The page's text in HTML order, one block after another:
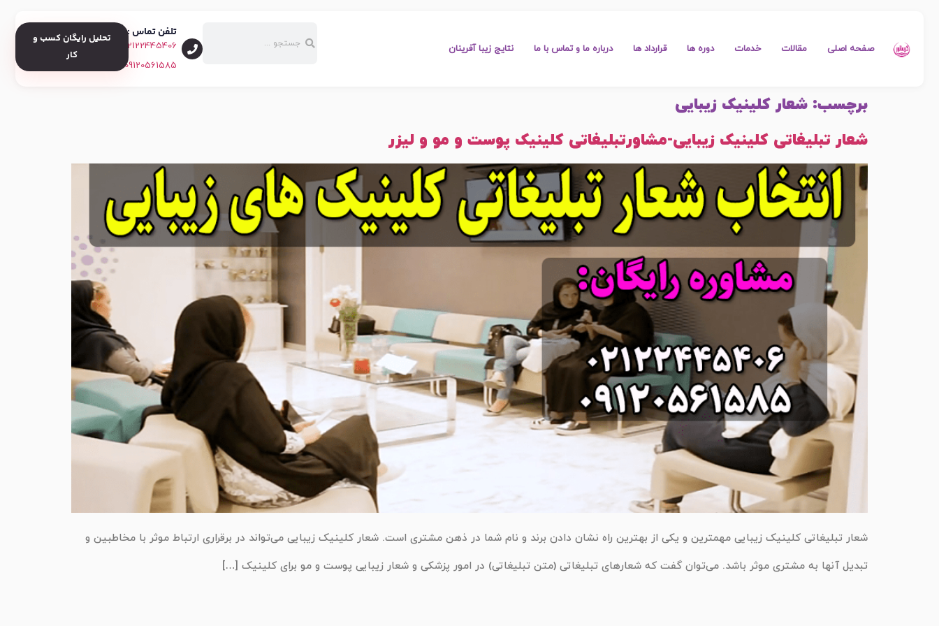
صفحه اصلی مقالات خدمات دوره ها قرارداد ها درباره ما و تماس با ما نتایج زیبا آفرینان
تلفن تماس :
02122445406
09120561585
تحلیل رایگان کسب و
کار
برچسب: شعار کلینیک زیبایی
شعار تبلیغاتی کلینیک زیبایی-مشاورتبلیغاتی کلینیک پوست و مو و لیزر
شعار تبلیغاتی کلینیک زیبایی مهمترین و یکی از بهترین راه نشان دادن برند و نام شما در ذهن مشتری است. شعار کلینیک زیبایی می‌تواند در برقراری ارتباط موثر با مخاطبین و
تبدیل آنها به مشتری موثر باشد. می‌توان گفت که شعارهای تبلیغاتی (متن تبلیغاتی) در امور پزشکی و شعار زیبایی پوست و مو برای کلینیک […]